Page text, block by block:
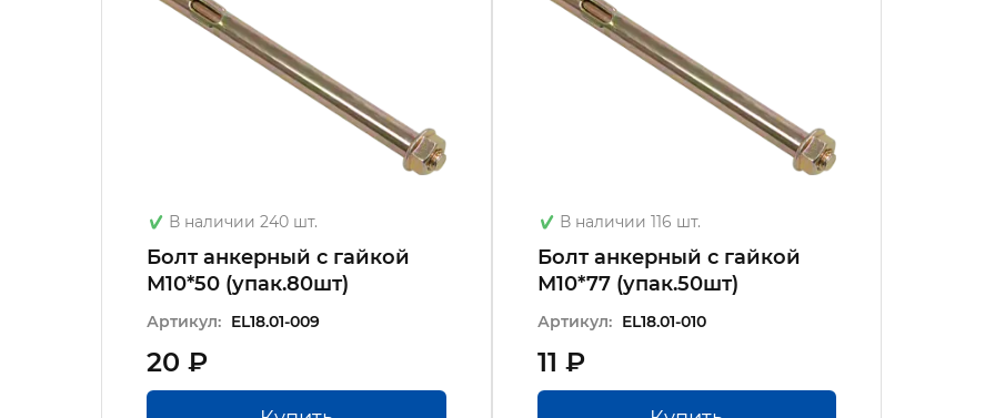
В наличии 240 шт.
Болт анкерный с гайкой
М10*50 (упак.80шт)
Артикул: EL18.01-009
20 ₽
В наличии 116 шт.
Болт анкерный с гайкой
М10*77 (упак.50шт)
Артикул: EL18.01-010
11 ₽